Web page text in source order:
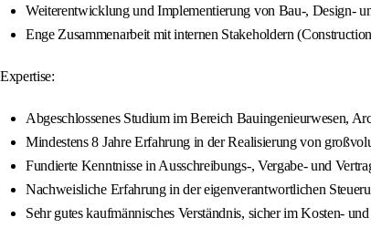
Weiterentwicklung und Implementierung von Bau‑, Design‑
Enge Zusammenarbeit mit internen Stakeholdern
Expertise:
Abgeschlossenes Studium im Bereich Bauingenieurwesen,
Mindestens 8 Jahre Erfahrung in der Realisierung von
Fundierte Kenntnisse in Ausschreibungs‑, Vergabe‑ und
Nachweisliche Erfahrung in der eigenverantwortlichen
Sehr gutes kaufmännisches Verständnis, sicher im Kosten‑